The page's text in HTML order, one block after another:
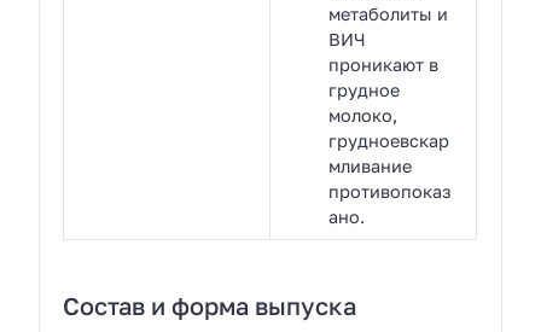
метаболиты и
ВИЧ
проникают в
грудное
молоко,
грудноевскар
мливание
противопоказ
ано.
Состав и форма выпуска